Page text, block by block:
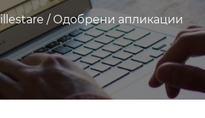
/Одобрени апликации